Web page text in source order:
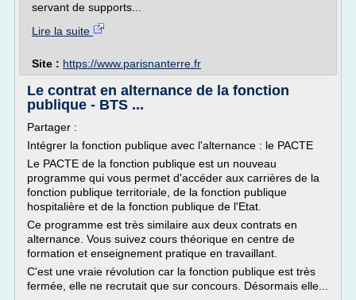
servant de supports...
Lire la suite
Site : https://www.parisnanterre.fr
Le contrat en alternance de la fonction
publique - BTS ...
Partager :
Intégrer la fonction publique avec l'alternance : le PACTE
Le PACTE de la fonction publique est un nouveau
programme qui vous permet d'accéder aux carrières de la
fonction publique territoriale, de la fonction publique
hospitalière et de la fonction publique de l'Etat.
Ce programme est très similaire aux deux contrats en
alternance. Vous suivez cours théorique en centre de
formation et enseignement pratique en travaillant.
C'est une vraie révolution car la fonction publique est très
fermée, elle ne recrutait que sur concours. Désormais elle...